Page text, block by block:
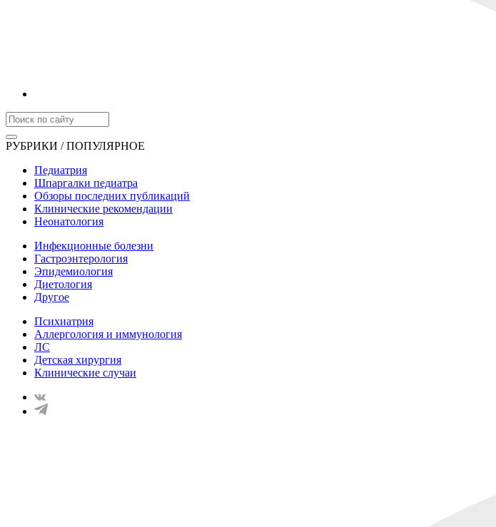
РУБРИКИ / ПОПУЛЯРНОЕ
Педиатрия
Шпаргалки педиатра
Обзоры последних публикаций
Клинические рекомендации
Неонатология
Инфекционные болезни
Гастроэнтерология
Эпидемиология
Диетология
Другое
Психиатрия
Аллергология и иммунология
ЛС
Детская хирургия
Клинические случаи